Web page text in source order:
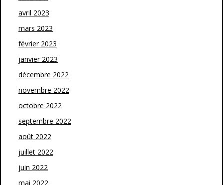
avril 2023
mars 2023
février 2023
janvier 2023
décembre 2022
novembre 2022
octobre 2022
septembre 2022
août 2022
juillet 2022
juin 2022
mai 2022